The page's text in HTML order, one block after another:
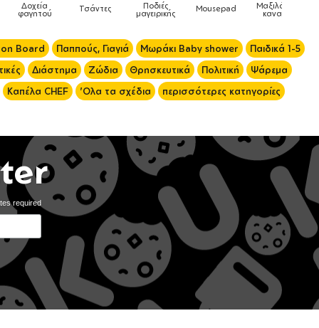
Δοχεία
φαγητού Τσάντες Ποδιές
μαγειρικής Mousepad Μαξιλάρια
καναπέ
Board Παππούς, Γιαγιά Μωράκι Baby shower
Παιδικά 1-5
Διάστημα Ζώδια Θρησκευτικά Πολιτική
Ψάρεμα
Καπέλα CHEF 'Ολα τα σχέδια περισσότερες κατηγορίες
required